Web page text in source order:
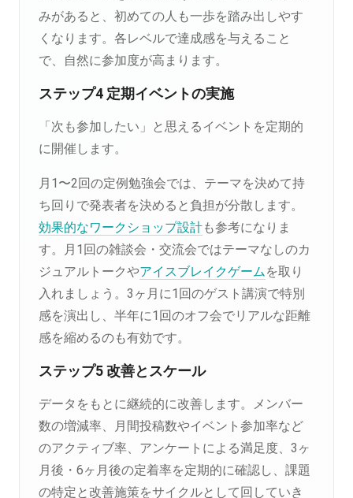
みがあると、初めての人も一歩を踏み出しやす
くなります。各レベルで達成感を与えること
で、自然に参加度が高まります。
ステップ4 定期イベントの実施
「次も参加したい」と思えるイベントを定期的
に開催します。
月1〜2回の定例勉強会では、テーマを決めて持
ち回りで発表者を決めると負担が分散します。
効果的なワークショップ設計も参考になりま
す。月1回の雑談会・交流会ではテーマなしのカ
ジュアルトークやアイスブレイクゲームを取り
入れましょう。3ヶ月に1回のゲスト講演で特別
感を演出し、半年に1回のオフ会でリアルな距離
感を縮めるのも有効です。
ステップ5 改善とスケール
データをもとに継続的に改善します。メンバー
数の増減率、月間投稿数やイベント参加率など
のアクティブ率、アンケートによる満足度、3ヶ
月後・6ヶ月後の定着率を定期的に確認し、課題
の特定と改善施策をサイクルとして回していき